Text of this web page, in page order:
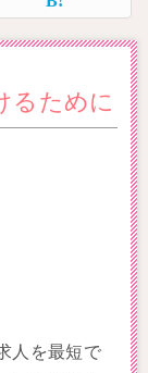
るために
人を最短で